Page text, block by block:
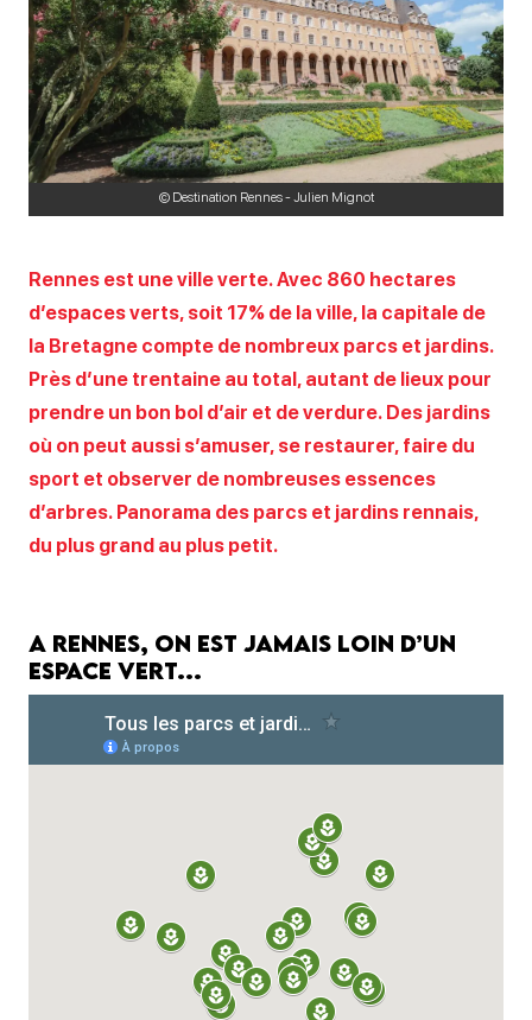
© Destination Rennes - Julien Mignot
Rennes est une ville verte. Avec 860 hectares
d’espaces verts, soit 17% de la ville, la capitale de
la Bretagne compte de nombreux parcs et jardins.
Près d’une trentaine au total, autant de lieux pour
prendre un bon bol d’air et de verdure. Des jardins
où on peut aussi s’amuser, se restaurer, faire du
sport et observer de nombreuses essences
d’arbres. Panorama des parcs et jardins rennais,
du plus grand au plus petit.
A Rennes, on est jamais loin d’un
espace vert…